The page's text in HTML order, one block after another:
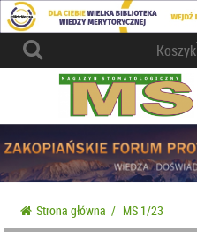
Koszyk
Strona główna / MS 1/23